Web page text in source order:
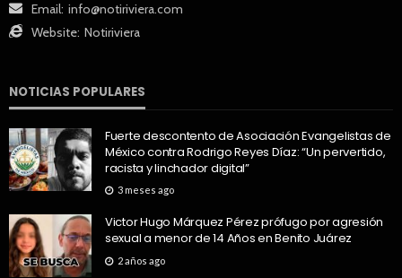
Email: info@notiriviera.com
Website: Notiriviera
NOTICIAS POPULARES
Fuerte descontento de Asociación Evangelistas de
México contra Rodrigo Reyes Díaz: “Un pervertido,
racista y linchador digital”
3 meses ago
Victor Hugo Márquez Pérez prófugo por agresión
sexual a menor de 14 Años en Benito Juárez
2 años ago